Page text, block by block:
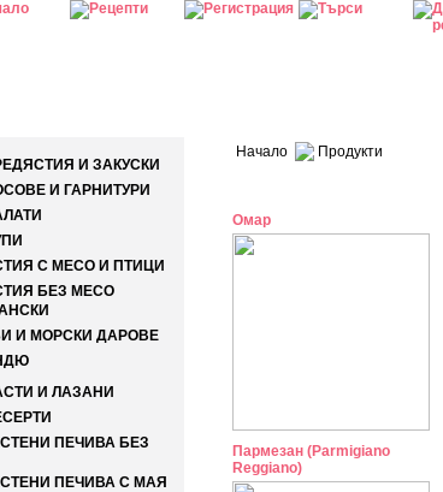
И ЗАКУСКИ
И ГАРНИТУРИ
С МЕСО И ПТИЦИ
БЕЗ МЕСО
И МОРСКИ ДАРОВЕ
И ЛАЗАНИ
ПЕЧИВА БЕЗ
ПЕЧИВА С МАЯ
Начало Продукти
Омар
Пармезан (Parmigiano
Reggiano)